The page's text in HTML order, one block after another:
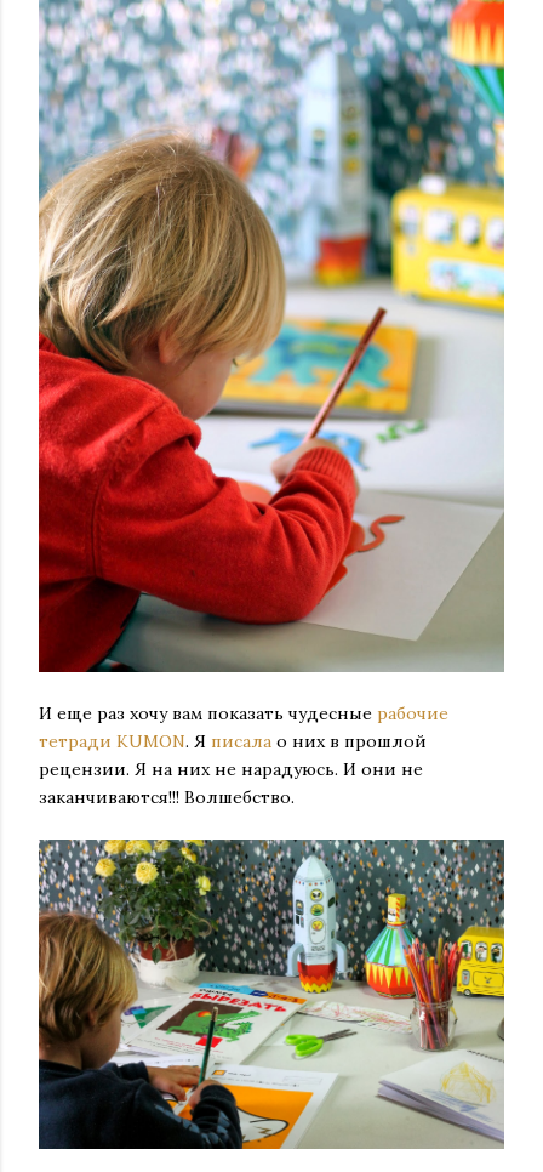
И еще раз хочу вам показать чудесные рабочие
тетради KUMON. Я писала о них в прошлой
рецензии. Я на них не нарадуюсь. И они не
заканчиваются!!! Волшебство.